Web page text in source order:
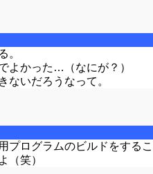
。
よかった…（なにが？）
ないだろうなって。
プログラムのビルドをするこ
（笑）